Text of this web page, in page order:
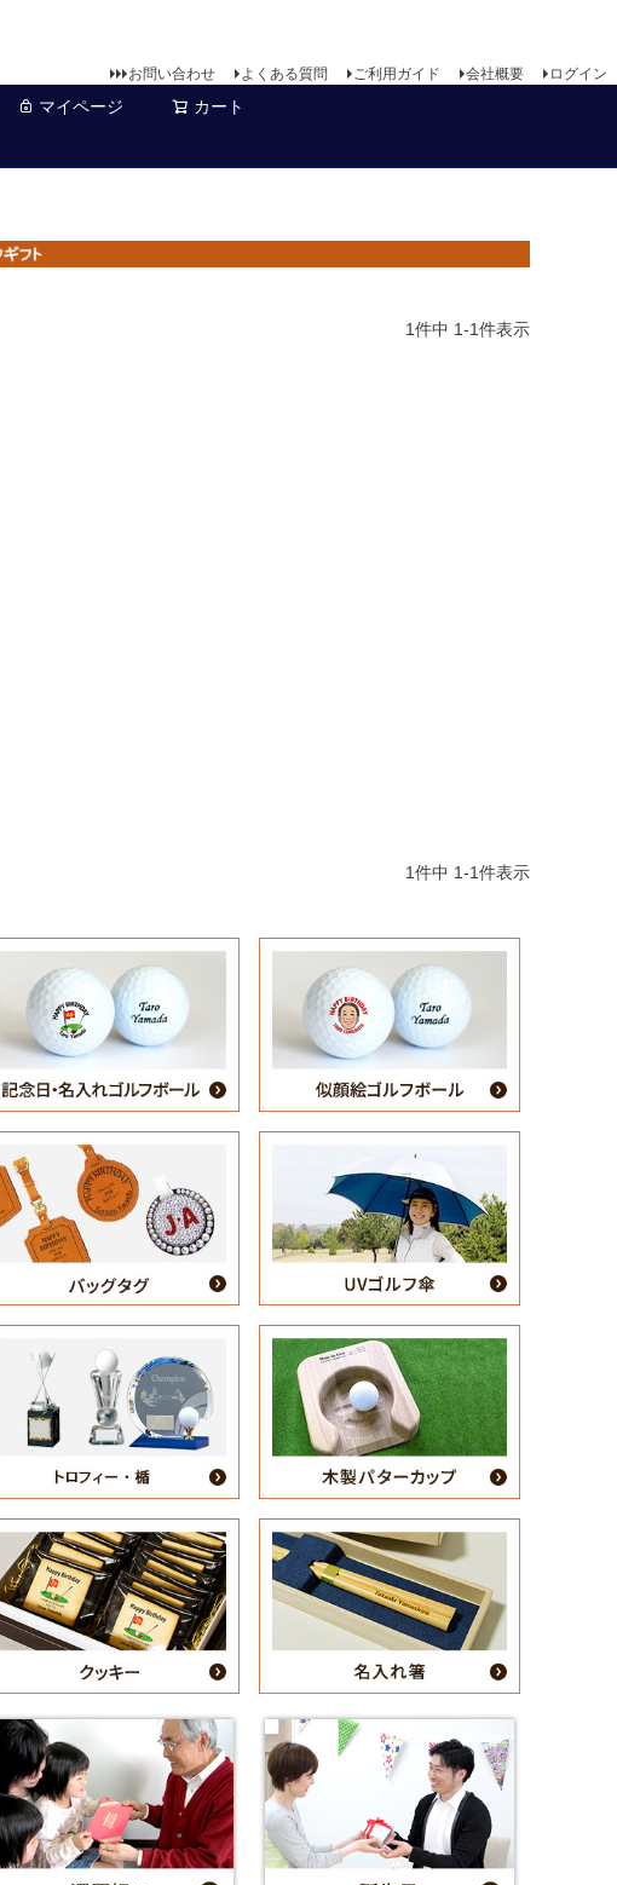
お問い合わせ よくある質問 ご利用ガイド 会社概要 ログイン
マイページ カート
1件中 1-1件表示
1件中 1-1件表示